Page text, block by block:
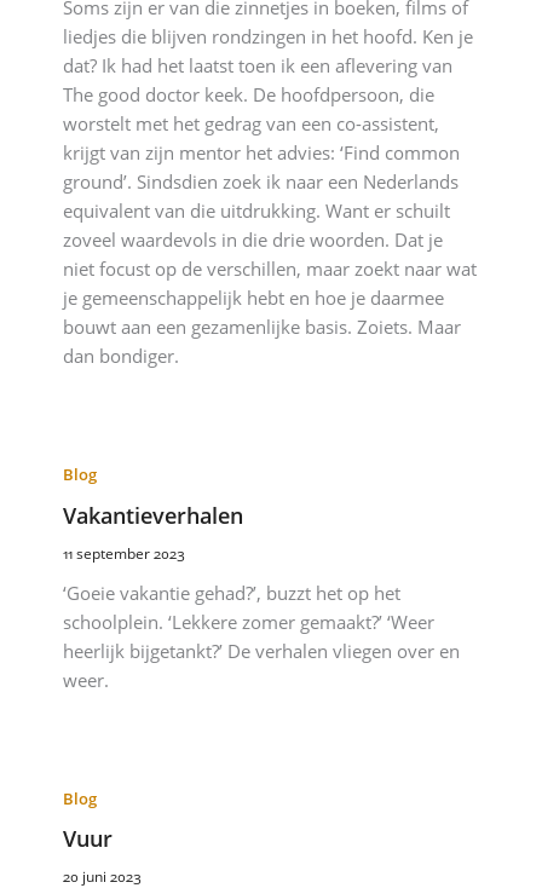
Soms zijn er van die zinnetjes in boeken, films of
liedjes die blijven rondzingen in het hoofd. Ken je
dat? Ik had het laatst toen ik een aflevering van
The good doctor keek. De hoofdpersoon, die
worstelt met het gedrag van een co-assistent,
krijgt van zijn mentor het advies: ‘Find common
ground’. Sindsdien zoek ik naar een Nederlands
equivalent van die uitdrukking. Want er schuilt
zoveel waardevols in die drie woorden. Dat je
niet focust op de verschillen, maar zoekt naar wat
je gemeenschappelijk hebt en hoe je daarmee
bouwt aan een gezamenlijke basis. Zoiets. Maar
dan bondiger.
Blog
Vakantieverhalen
11 september 2023
‘Goeie vakantie gehad?’, buzzt het op het
schoolplein. ‘Lekkere zomer gemaakt?’ ‘Weer
heerlijk bijgetankt?’ De verhalen vliegen over en
weer.
Blog
Vuur
20 juni 2023